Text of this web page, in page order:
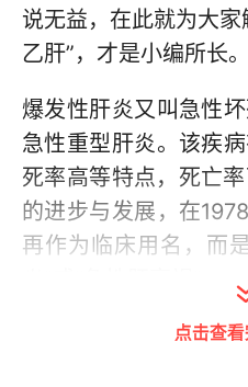
说无益，在此就为大
乙肝”，才是小编所长。
爆发性肝炎又叫急性
急性重型肝炎。该疾
死率高等特点，死亡
的进步与发展，在
再作为临床用名，而
爆发性肝炎的临床症状
点击查